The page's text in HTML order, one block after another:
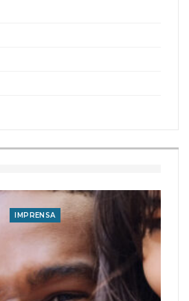
IMPRENSA